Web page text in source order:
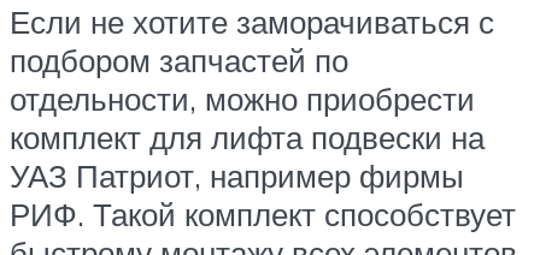
Если не хотите заморачиваться с
подбором запчастей по
отдельности, можно приобрести
комплект для лифта подвески на
УАЗ Патриот, например фирмы
РИФ. Такой комплект способствует